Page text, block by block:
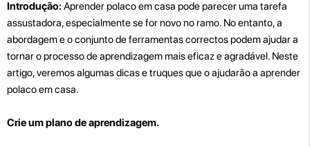
Introdução:Aprender polaco em casa pode parecer uma tarefa
assustadora, especialmente se for novo no ramo. No entanto, a
abordagem e o conjunto de ferramentas correctos podem ajudar a
tornar o processo de aprendizagem mais eficaz e agradável. Neste
artigo, veremos algumas dicas e truques que o ajudarão a aprender
polaco em casa.
Crie um plano de aprendizagem.